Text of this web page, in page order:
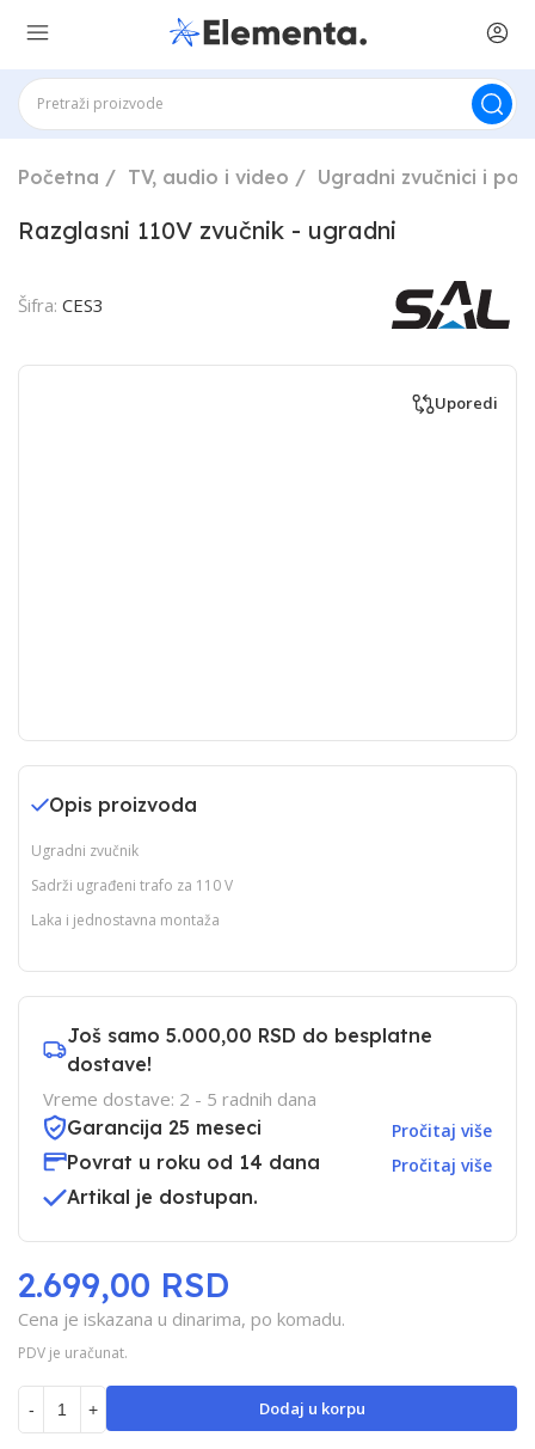
Početna TV, audio i video Ugradni zvučnici i
Razglasni 110V zvučnik - ugradni
Šifra: CES3
Uporedi
Opis proizvoda
Ugradni zvučnik
Sadrži ugrađeni trafo za 110 V
Laka i jednostavna montaža
Još samo 5.000,00 RSD do besplatne
dostave!
Vreme dostave: 2 - 5 radnih dana
Garancija 25 meseci
Pročitaj više
Povrat u roku od 14 dana Pročitaj više
Artikal je dostupan.
Cena je iskazana u dinarima, po komadu.
PDV je uračunat.
2.699,00 RSD
- + Dodaj u korpu